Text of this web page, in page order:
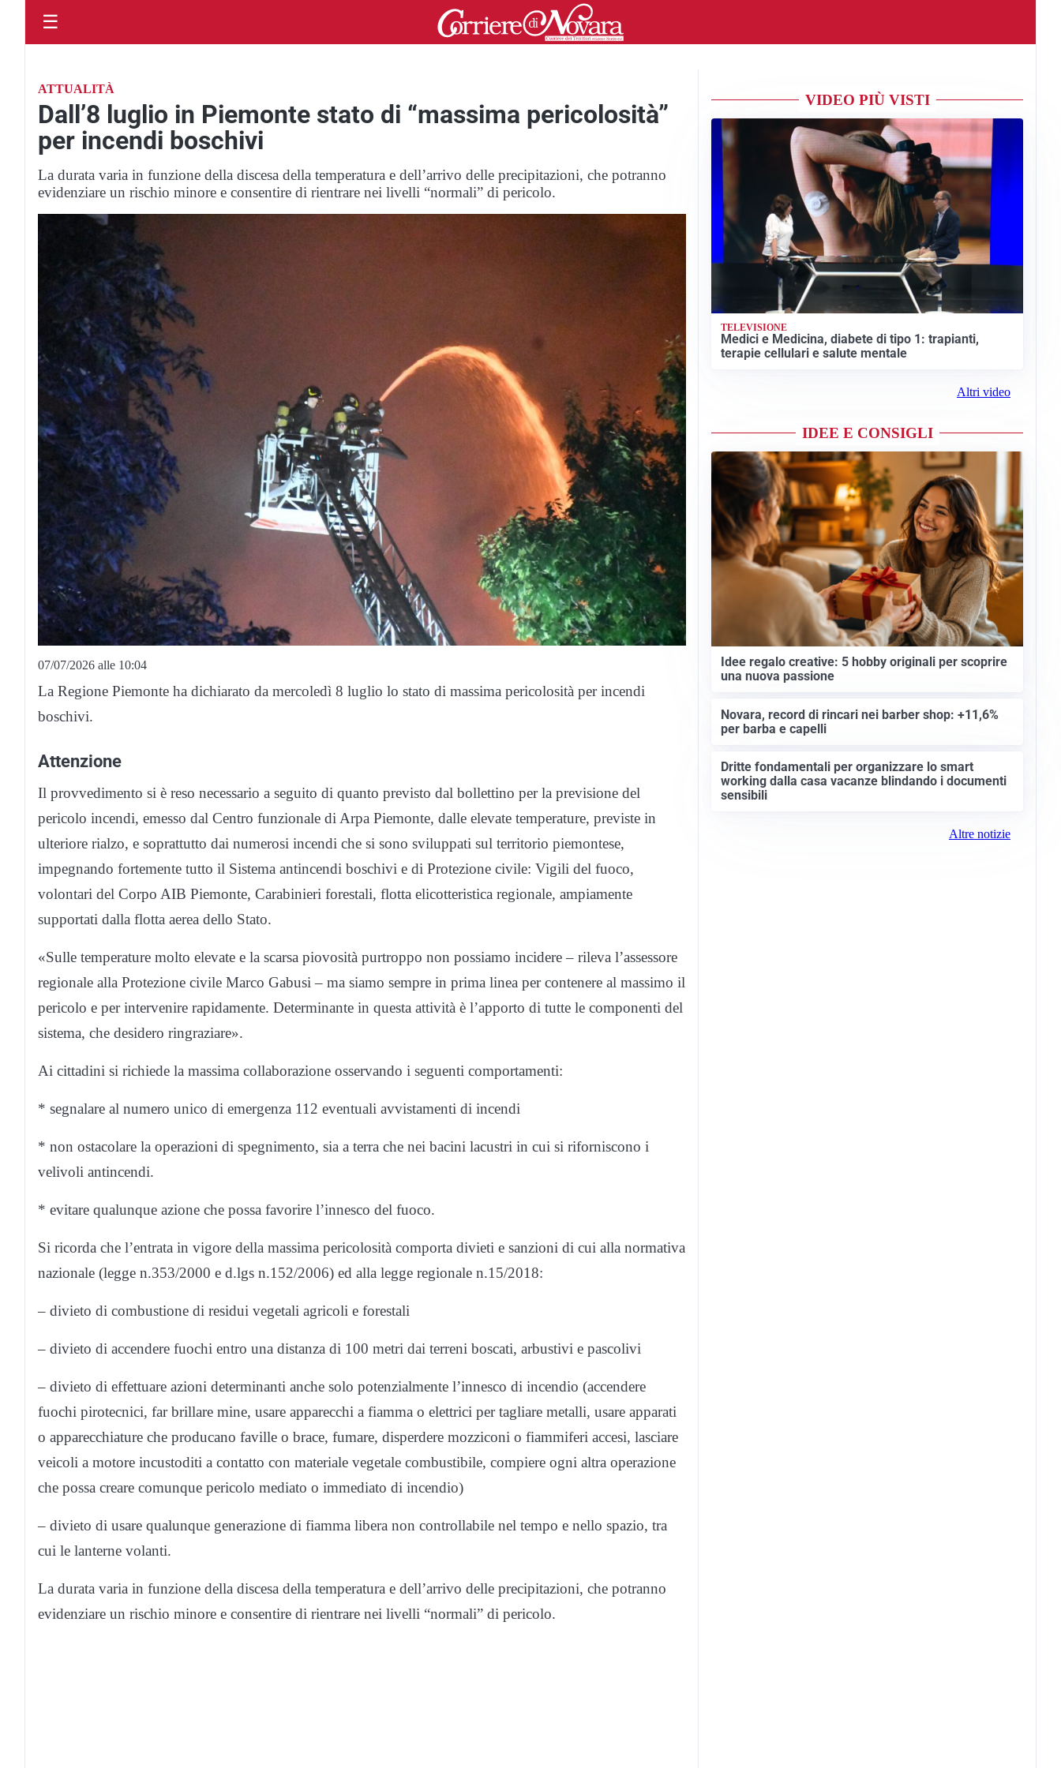
☰
ATTUALITÀ
Dall’8 luglio in Piemonte stato di “massima pericolosità”
per incendi boschivi
La durata varia in funzione della discesa della temperatura e dell’arrivo delle precipitazioni, che potranno
evidenziare un rischio minore e consentire di rientrare nei livelli “normali” di pericolo.
07/07/2026 alle 10:04
La Regione Piemonte ha dichiarato da mercoledì 8 luglio lo stato di massima pericolosità per incendi
boschivi.
Attenzione
Il provvedimento si è reso necessario a seguito di quanto previsto dal bollettino per la previsione del
pericolo incendi, emesso dal Centro funzionale di Arpa Piemonte, dalle elevate temperature, previste in
ulteriore rialzo, e soprattutto dai numerosi incendi che si sono sviluppati sul territorio piemontese,
impegnando fortemente tutto il Sistema antincendi boschivi e di Protezione civile: Vigili del fuoco,
volontari del Corpo AIB Piemonte, Carabinieri forestali, flotta elicotteristica regionale, ampiamente
supportati dalla flotta aerea dello Stato.
«Sulle temperature molto elevate e la scarsa piovosità purtroppo non possiamo incidere – rileva l’assessore
regionale alla Protezione civile Marco Gabusi – ma siamo sempre in prima linea per contenere al massimo il
pericolo e per intervenire rapidamente. Determinante in questa attività è l’apporto di tutte le componenti del
sistema, che desidero ringraziare».
Ai cittadini si richiede la massima collaborazione osservando i seguenti comportamenti:
* segnalare al numero unico di emergenza 112 eventuali avvistamenti di incendi
* non ostacolare la operazioni di spegnimento, sia a terra che nei bacini lacustri in cui si riforniscono i
velivoli antincendi.
* evitare qualunque azione che possa favorire l’innesco del fuoco.
Si ricorda che l’entrata in vigore della massima pericolosità comporta divieti e sanzioni di cui alla normativa
nazionale (legge n.353/2000 e d.lgs n.152/2006) ed alla legge regionale n.15/2018:
– divieto di combustione di residui vegetali agricoli e forestali
– divieto di accendere fuochi entro una distanza di 100 metri dai terreni boscati, arbustivi e pascolivi
– divieto di effettuare azioni determinanti anche solo potenzialmente l’innesco di incendio (accendere
fuochi pirotecnici, far brillare mine, usare apparecchi a fiamma o elettrici per tagliare metalli, usare apparati
o apparecchiature che producano faville o brace, fumare, disperdere mozziconi o fiammiferi accesi, lasciare
veicoli a motore incustoditi a contatto con materiale vegetale combustibile, compiere ogni altra operazione
che possa creare comunque pericolo mediato o immediato di incendio)
– divieto di usare qualunque generazione di fiamma libera non controllabile nel tempo e nello spazio, tra
cui le lanterne volanti.
La durata varia in funzione della discesa della temperatura e dell’arrivo delle precipitazioni, che potranno
evidenziare un rischio minore e consentire di rientrare nei livelli “normali” di pericolo.
VIDEO PIÙ VISTI
TELEVISIONE
Medici e Medicina, diabete di tipo 1: trapianti,
terapie cellulari e salute mentale
Altri video
IDEE E CONSIGLI
Idee regalo creative: 5 hobby originali per scoprire
una nuova passione
Novara, record di rincari nei barber shop: +11,6%
per barba e capelli
Dritte fondamentali per organizzare lo smart
working dalla casa vacanze blindando i documenti
sensibili
Altre notizie